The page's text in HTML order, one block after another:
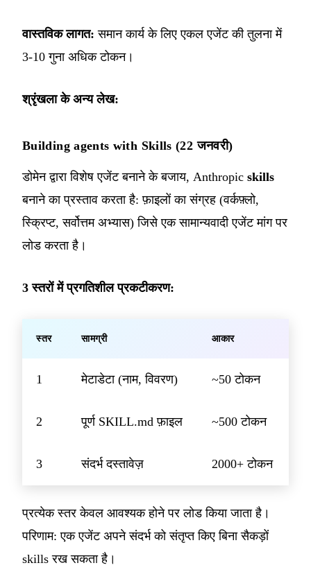
वास्तविक लागत: समान कार्य के लिए एकल एजेंट की तुलना में
3-10 गुना अधिक टोकन।
श्रृंखला के अन्य लेख:
Building agents with Skills (22 जनवरी)
डोमेन द्वारा विशेष एजेंट बनाने के बजाय, Anthropic skills
बनाने का प्रस्ताव करता है: फ़ाइलों का संग्रह (वर्कफ़्लो,
स्क्रिप्ट, सर्वोत्तम अभ्यास) जिसे एक सामान्यवादी एजेंट मांग पर
लोड करता है।
3 स्तरों में प्रगतिशील प्रकटीकरण:
स्तर सामग्री आकार
1 मेटाडेटा (नाम, विवरण) ~50 टोकन
2 पूर्ण SKILL.md फ़ाइल ~500 टोकन
3 संदर्भ दस्तावेज़ 2000+ टोकन
प्रत्येक स्तर केवल आवश्यक होने पर लोड किया जाता है।
परिणाम: एक एजेंट अपने संदर्भ को संतृप्त किए बिना सैकड़ों
skills रख सकता है।